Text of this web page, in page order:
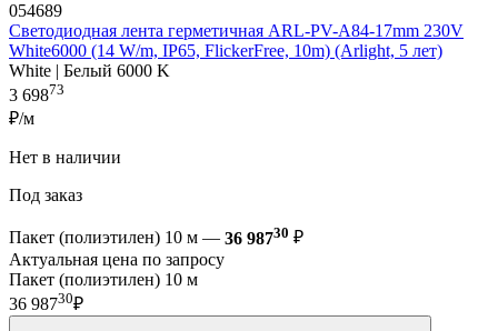
054689
Светодиодная лента герметичная ARL-PV-A84-17mm 230V
White6000 (14 W/m, IP65, FlickerFree, 10m) (Arlight, 5 лет)
White | Белый 6000 K
3 69873
₽/м
Нет в наличии
Под заказ
Пакет (полиэтилен) 10 м — 36 98730 ₽
Актуальная цена по запросу
Пакет (полиэтилен) 10 м
36 98730₽